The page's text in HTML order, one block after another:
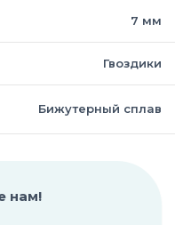
7 мм
Гвоздики
Бижутерный сплав
нам!